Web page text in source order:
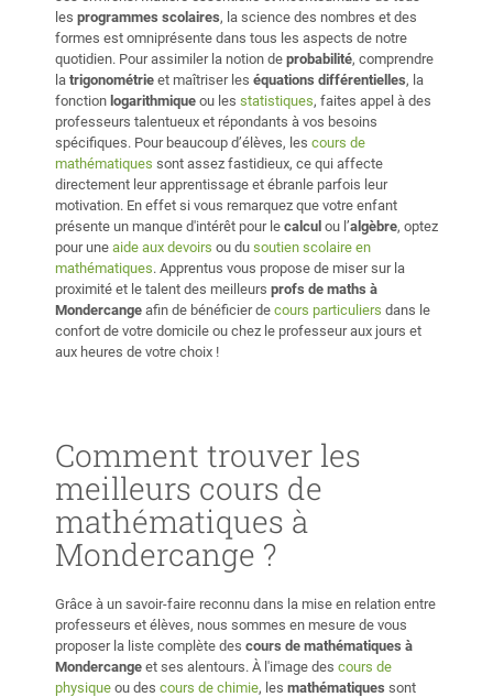
les programmes scolaires, la science des nombres et des
formes est omniprésente dans tous les aspects de notre
quotidien. Pour assimiler la notion de probabilité, comprendre
la trigonométrie et maîtriser les équations différentielles, la
fonction logarithmique ou les statistiques, faites appel à des
professeurs talentueux et répondants à vos besoins
spécifiques. Pour beaucoup d’élèves, les cours de
mathématiques sont assez fastidieux, ce qui affecte
directement leur apprentissage et ébranle parfois leur
motivation. En effet si vous remarquez que votre enfant
présente un manque d'intérêt pour le calcul ou l’algèbre, optez
pour une aide aux devoirs ou du soutien scolaire en
mathématiques. Apprentus vous propose de miser sur la
proximité et le talent des meilleurs profs de maths à
Mondercange afin de bénéficier de cours particuliers dans le
confort de votre domicile ou chez le professeur aux jours et
aux heures de votre choix !
Comment trouver les
meilleurs cours de
mathématiques à
Mondercange ?
Grâce à un savoir-faire reconnu dans la mise en relation entre
professeurs et élèves, nous sommes en mesure de vous
proposer la liste complète des cours de mathématiques à
Mondercange et ses alentours. À l'image des cours de
physique ou des cours de chimie, les mathématiques sont